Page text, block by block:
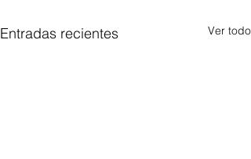
Entradas recientes Ver todo